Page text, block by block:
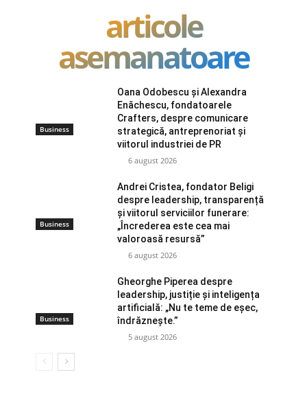
articole
asemanatoare
Business
Oana Odobescu și Alexandra
Enăchescu, fondatoarele
Crafters, despre comunicare
strategică, antreprenoriat și
viitorul industriei de PR
6 august 2026
Business
Andrei Cristea, fondator Beligi
despre leadership, transparență
și viitorul serviciilor funerare:
„Încrederea este cea mai
valoroasă resursă”
6 august 2026
Business
Gheorghe Piperea despre
leadership, justiție și inteligența
artificială: „Nu te teme de eșec,
îndrăznește.”
5 august 2026